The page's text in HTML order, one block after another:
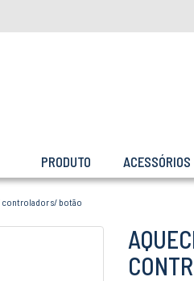
PRODUTO ACESSÓRIOS
controlador s/ botão